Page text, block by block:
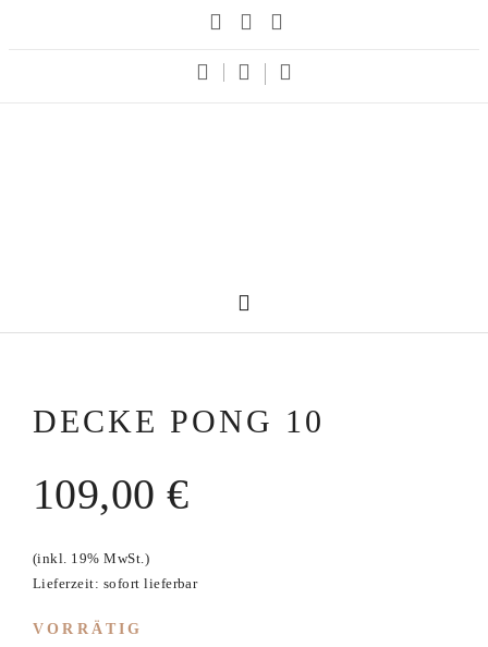
DECKE PONG 10
109,00€
(inkl. 19% MwSt.)
Lieferzeit: sofort lieferbar
VORRÄTIG